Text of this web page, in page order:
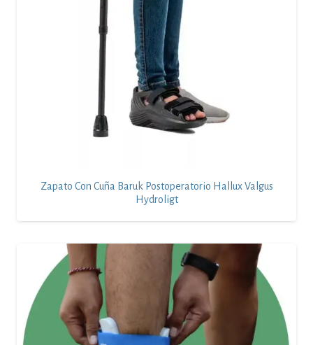
Zapato Con Cuña Baruk Postoperatorio Hallux Valgus
Hydroligt